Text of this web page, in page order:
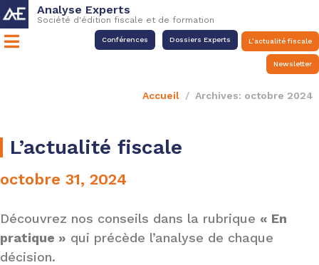
Analyse Experts
Société d'édition fiscale et de formation
Conférences Dossiers Experts L’actualité fiscale
Newsletter
Accueil Archives: octobre 2024
L’actualité fiscale
octobre 31, 2024
Découvrez nos conseils dans la rubrique « En
pratique » qui précède l’analyse de chaque
décision.